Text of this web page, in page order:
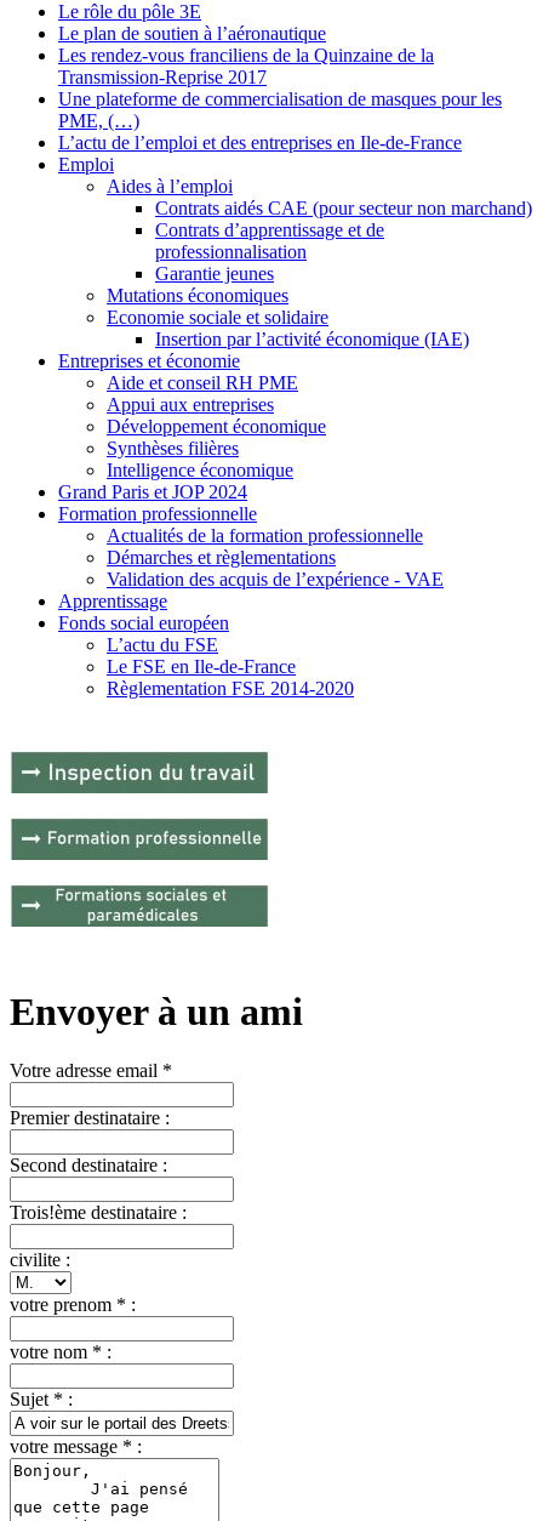
Le rôle du pôle 3E
Le plan de soutien à l’aéronautique
Les rendez-vous franciliens de la Quinzaine de la
Transmission-Reprise 2017
Une plateforme de commercialisation de masques pour les
PME, (…)
L’actu de l’emploi et des entreprises en Ile-de-France
Emploi
Aides à l’emploi
Contrats aidés CAE (pour secteur non marchand)
Contrats d’apprentissage et de
professionnalisation
Garantie jeunes
Mutations économiques
Economie sociale et solidaire
Insertion par l’activité économique (IAE)
Entreprises et économie
Aide et conseil RH PME
Appui aux entreprises
Développement économique
Synthèses filières
Intelligence économique
Grand Paris et JOP 2024
Formation professionnelle
Actualités de la formation professionnelle
Démarches et règlementations
Validation des acquis de l’expérience - VAE
Apprentissage
Fonds social européen
L’actu du FSE
Le FSE en Ile-de-France
Règlementation FSE 2014-2020
Envoyer à un ami
Votre adresse email *
Premier destinataire :
Second destinataire :
Trois!ème destinataire :
civilite :
votre prenom * :
votre nom * :
Sujet * :
votre message * :